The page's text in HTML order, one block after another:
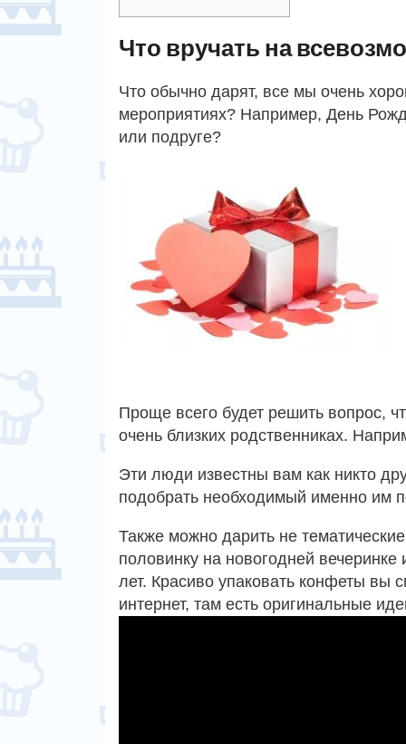
Что вручать на
Что обычно дарят, все мы очень
мероприятиях? Например, День
или подруге?
Проще всего будет решить вопрос,
очень близких родственниках.
Эти люди известны вам как никто
подобрать необходимый именно им
Также можно дарить не
половинку на новогодней
лет. Красиво упаковать конфеты вы
интернет, там есть оригинальные